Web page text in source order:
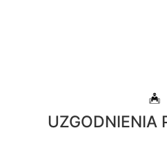
UZGODNIENIA